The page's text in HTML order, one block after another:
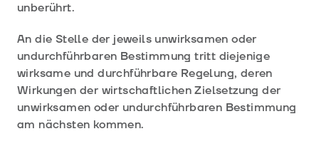
unberührt.
An die Stelle der jeweils unwirksamen oder
undurchführbaren Bestimmung tritt diejenige
wirksame und durchführbare Regelung, deren
Wirkungen der wirtschaftlichen Zielsetzung der
unwirksamen oder undurchführbaren Bestimmung
am nächsten kommen.